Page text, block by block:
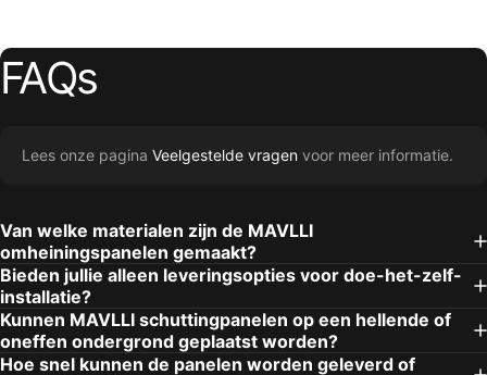
FAQs
Lees onze pagina Veelgestelde vragen voor meer informatie.
Van welke materialen zijn de MAVLLI
omheiningspanelen gemaakt?
Bieden jullie alleen leveringsopties voor doe-het-zelf-
installatie?
Kunnen MAVLLI schuttingpanelen op een hellende of
oneffen ondergrond geplaatst worden?
Hoe snel kunnen de panelen worden geleverd of